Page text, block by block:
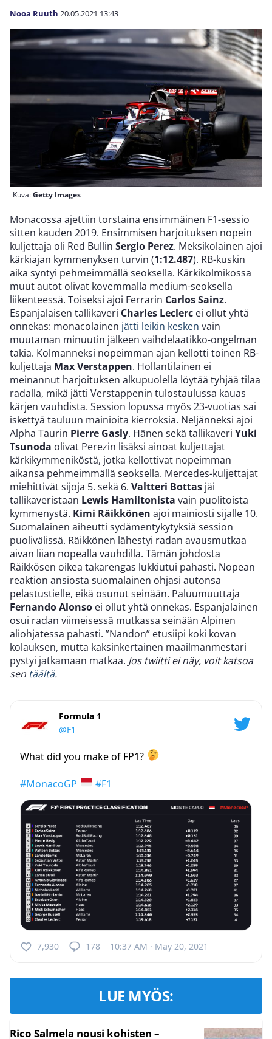
Nooa Ruuth 20.05.2021 13:43
Kuva:Getty Images
Monacossa ajettiin torstaina ensimmäinen F1-sessio
sitten kauden 2019. Ensimmisen harjoituksen nopein
kuljettaja oli Red Bullin Sergio Perez. Meksikolainen ajoi
kärkiajan kymmenyksen turvin (1:12.487). RB-kuskin
aika syntyi pehmeimmällä seoksella. Kärkikolmikossa
muut autot olivat kovemmalla medium-seoksella
liikenteessä. Toiseksi ajoi Ferrarin Carlos Sainz.
Espanjalaisen tallikaveri Charles Leclerc ei ollut yhtä
onnekas: monacolainen jätti leikin kesken vain
muutaman minuutin jälkeen vaihdelaatikko-ongelman
takia. Kolmanneksi nopeimman ajan kellotti toinen RB-
kuljettaja Max Verstappen. Hollantilainen ei
meinannut harjoituksen alkupuolella löytää tyhjää tilaa
radalla, mikä jätti Verstappenin tulostaulussa kauas
kärjen vauhdista. Session lopussa myös 23-vuotias sai
iskettyä tauluun mainioita kierroksia. Neljänneksi ajoi
Alpha Taurin Pierre Gasly. Hänen sekä tallikaveri Yuki
Tsunoda olivat Perezin lisäksi ainoat kuljettajat
kärkikymmeniköstä, jotka kellottivat nopeimman
aikansa pehmeimmällä seoksella. Mercedes-kuljettajat
miehittivät sijoja 5. sekä 6. Valtteri Bottas jäi
tallikaveristaan Lewis Hamiltonista vain puolitoista
kymmenystä. Kimi Räikkönen ajoi mainiosti sijalle 10.
Suomalainen aiheutti sydämentykytyksiä session
puolivälissä. Räikkönen lähestyi radan avausmutkaa
aivan liian nopealla vauhdilla. Tämän johdosta
Räikkösen oikea takarengas lukkiutui pahasti. Nopean
reaktion ansiosta suomalainen ohjasi autonsa
pelastustielle, eikä osunut seinään. Paluumuuttaja
Fernando Alonso ei ollut yhtä onnekas. Espanjalainen
osui radan viimeisessä mutkassa seinään Alpinen
aliohjatessa pahasti. ”Nandon” etusiipi koki kovan
kolauksen, mutta kaksinkertainen maailmanmestari
pystyi jatkamaan matkaa. Jos twiitti ei näy, voit katsoa
sen täältä.
Formula 1
@F1
What did you make of FP1?
#MonacoGP #F1
7,930 178 10:37 AM · May 20, 2021
LUE MYÖS:
Rico Salmela nousi kohisten –